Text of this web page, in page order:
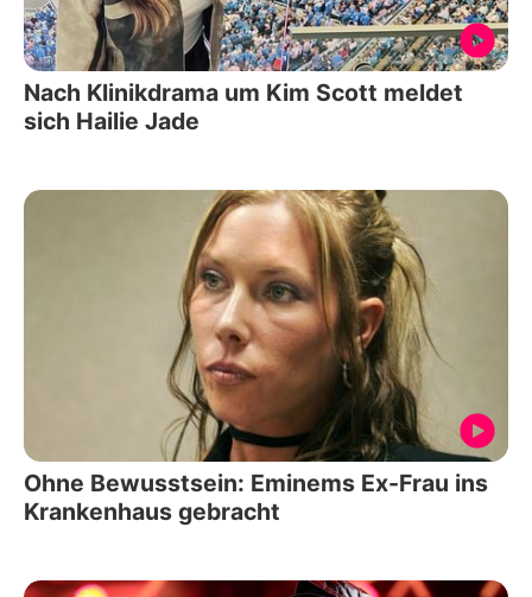
Nach Klinikdrama um Kim Scott meldet
sich Hailie Jade
Ohne Bewusstsein: Eminems Ex-Frau ins
Krankenhaus gebracht